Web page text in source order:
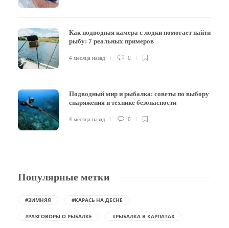
Как подводная камера с лодки помогает найти
рыбу: 7 реальных примеров
4 месяца назад 0
Подводный мир и рыбалка: советы по выбору
снаряжения и технике безопасности
4 месяца назад 0
Популярные метки
#ЗИМНЯЯ #КАРАСЬ НА ДЕСНЕ
#РАЗГОВОРЫ О РЫБАЛКЕ #РЫБАЛКА В КАРПАТАХ